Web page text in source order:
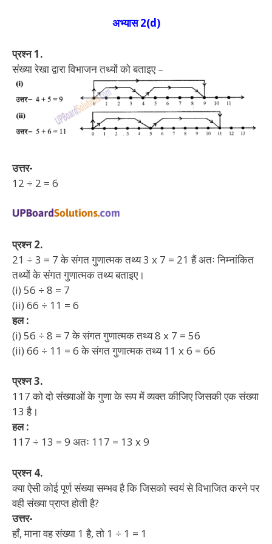
अभ्यास 2(d)
प्रश्न 1.
संख्या रेखा द्वारा विभाजन तथ्यों को बताइए –
उत्तर-
12 ÷ 2 = 6
प्रश्न 2.
21 ÷ 3 = 7 के संगत गुणात्मक तथ्य 3 x 7 = 21 हैं अतः निम्नांकित
तथ्यों के संगत गुणात्मक तथ्य बताइए।
(i) 56 ÷ 8 = 7
(ii) 66 ÷ 11 = 6
हल :
(i) 56 ÷ 8 = 7 के संगत गुणात्मक तथ्य 8 x 7 = 56
(ii) 66 ÷ 11 = 6 के संगत गुणात्मक तथ्य 11 x 6 = 66
प्रश्न 3.
117 को दो संख्याओं के गुणा के रूप में व्यक्त कीजिए जिसकी एक संख्या
13 है।
हल :
117 ÷ 13 = 9 अतः 117 = 13 x 9
प्रश्न 4.
क्या ऐसी कोई पूर्ण संख्या सम्भव है कि जिसको स्वयं से विभाजित करने पर
वही संख्या प्राप्त होती है?
उत्तर-
हाँ, माना वह संख्या 1 है, तो 1 ÷ 1 = 1